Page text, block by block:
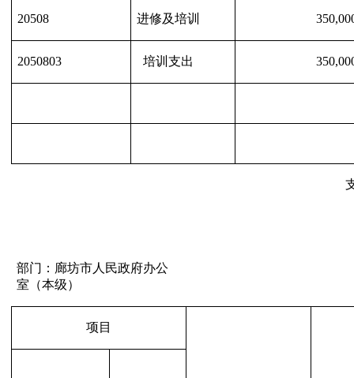
20508 进修及培训
2050803 培训支出
部门：廊坊市人民政府办公
室（本级）
项目